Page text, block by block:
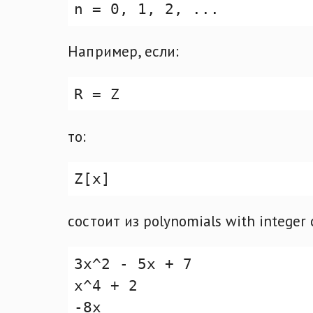
Например, если:
то:
состоит из polynomials with